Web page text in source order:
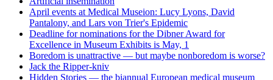
April events at Medical Museion: Lucy Lyons, David
Pantalony, and Lars von Trier's Epidemic
Deadline for nominations for the Dibner Award for
Excellence in Museum Exhibits is May, 1
Boredom is unattractive — but maybe nonboredom is worse?
Jack the Ripper-kniv
Hidden Stories — the biannual European medical museum